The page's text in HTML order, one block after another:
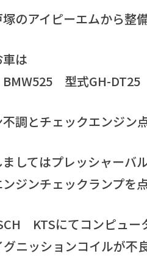
のアイピーエムから整
は
型式GH-DT25
調とチェックエンジン
してはプレッシャーバ
ジンチェックランプを
KTSにてコンピュー
ニッションコイルが不